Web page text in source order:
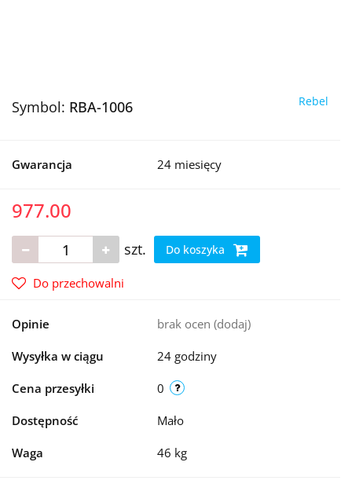
Symbol: RBA-1006 Rebel
Gwarancja 24 miesięcy
977.00
szt. Do koszyka
Do przechowalni
Opinie brak ocen (dodaj)
Wysyłka w ciągu 24 godziny
Cena przesyłki 0
Dostępność Mało
Waga 46 kg